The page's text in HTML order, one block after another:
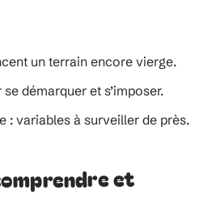
un terrain encore vierge.
démarquer et s’imposer.
: variables à surveiller de près.
et